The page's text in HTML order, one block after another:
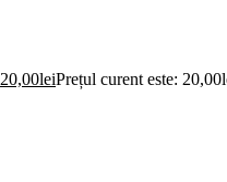
20,00leiPrețul curent este: